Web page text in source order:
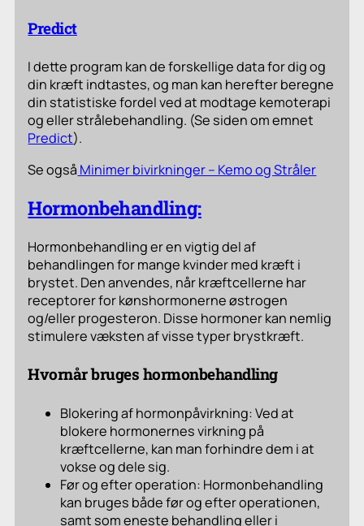
Predict
I dette program kan de forskellige data for dig og
din kræft indtastes, og man kan herefter beregne
din statistiske fordel ved at modtage kemoterapi
og eller strålebehandling. (Se siden om emnet
Predict).
Se også Minimer bivirkninger – Kemo og Stråler
Hormonbehandling:
Hormonbehandling er en vigtig del af
behandlingen for mange kvinder med kræft i
brystet. Den anvendes, når kræftcellerne har
receptorer for kønshormonerne østrogen
og/eller progesteron. Disse hormoner kan nemlig
stimulere væksten af visse typer brystkræft.
Hvornår bruges hormonbehandling
Blokering af hormonpåvirkning: Ved at
blokere hormonernes virkning på
kræftcellerne, kan man forhindre dem i at
vokse og dele sig.
Før og efter operation: Hormonbehandling
kan bruges både før og efter operationen,
samt som eneste behandling eller i